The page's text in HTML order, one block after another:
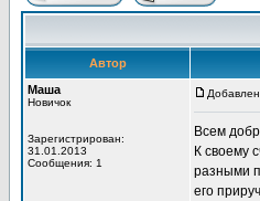
Автор
Маша
Новичок
Зарегистрирован:
31.01.2013
Сообщения: 1
Всем
К своему
разными
его